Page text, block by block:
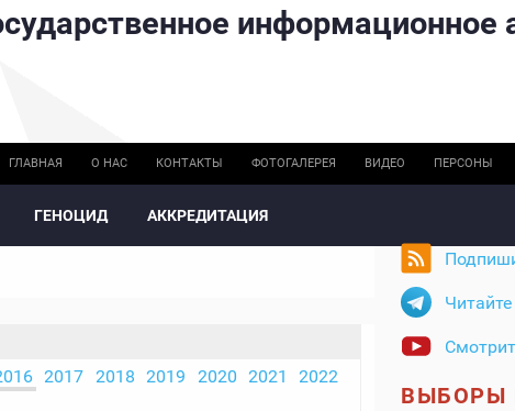
информационное
ГЛАВНАЯ О НАС КОНТАКТЫ ФОТОГАЛЕРЕЯ ВИДЕО ПЕРСОНЫ
ГЕНОЦИД АККРЕДИТАЦИЯ
2017 2018 2019 2020 2021
2022
ВЫБОРЫ